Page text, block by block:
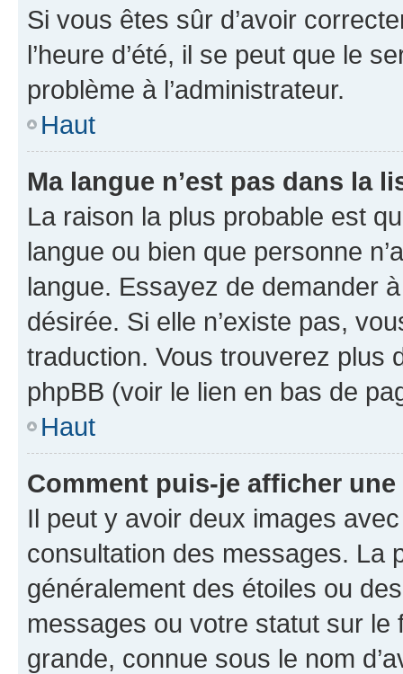
Si vous êtes sûr d’avoir
l’heure d’été, il se peut que le
problème à l’administrateur.
Haut
Ma langue n’est pas dans la
La raison la plus probable est
langue ou bien que personne
langue. Essayez de demander
désirée. Si elle n’existe pas,
traduction. Vous trouverez plus
phpBB (voir le lien en bas de
Haut
Comment puis-je afficher
Il peut y avoir deux images
consultation des messages. La
généralement des étoiles ou
messages ou votre statut sur
grande, connue sous le nom